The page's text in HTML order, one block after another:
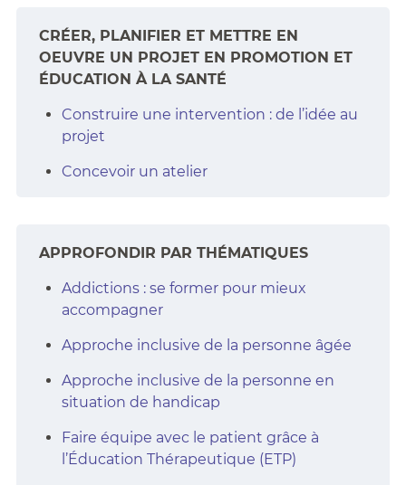
CRÉER, PLANIFIER ET METTRE EN
OEUVRE UN PROJET EN PROMOTION ET
ÉDUCATION À LA SANTÉ
Construire une intervention : de l’idée au
projet
Concevoir un atelier
APPROFONDIR PAR THÉMATIQUES
Addictions : se former pour mieux
accompagner
Approche inclusive de la personne âgée
Approche inclusive de la personne en
situation de handicap
Faire équipe avec le patient grâce à
l’Éducation Thérapeutique (ETP)